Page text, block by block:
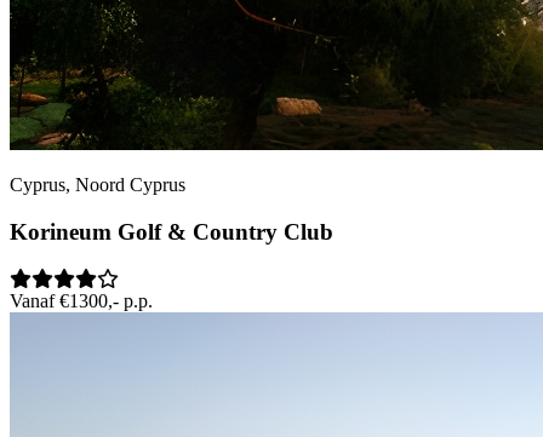
Cyprus, Noord Cyprus
Korineum Golf & Country Club
Vanaf €1300,- p.p.